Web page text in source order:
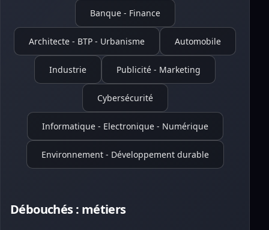
Banque - Finance
Architecte - BTP - Urbanisme Automobile
Industrie Publicité - Marketing
Cybersécurité
Informatique - Electronique - Numérique
Environnement - Développement durable
Débouchés : métiers